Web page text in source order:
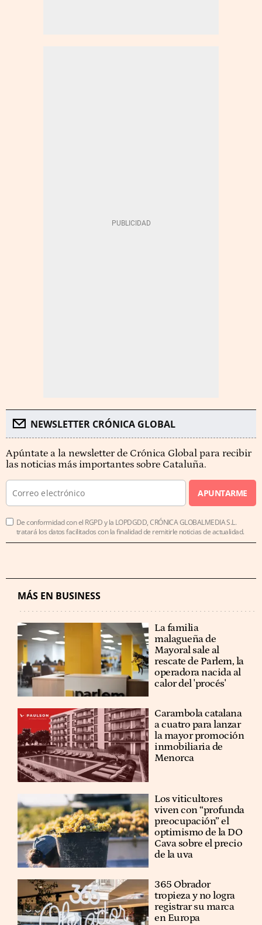
NEWSLETTER CRÓNICA GLOBAL
Apúntate a la newsletter de Crónica Global para recibir
las noticias más importantes sobre Cataluña.
APUNTARME
De conformidad con el RGPD y la LOPDGDD, CRÓNICA GLOBALMEDIA S.L.
tratará los datos facilitados con la finalidad de remitirle noticias de actualidad.
MÁS EN BUSINESS
La familia
malagueña de
Mayoral sale al
rescate de Parlem, la
operadora nacida al
calor del 'procés'
Carambola catalana
a cuatro para lanzar
la mayor promoción
inmobiliaria de
Menorca
Los viticultores
viven con “profunda
preocupación” el
optimismo de la DO
Cava sobre el precio
de la uva
365 Obrador
tropieza y no logra
registrar su marca
en Europa